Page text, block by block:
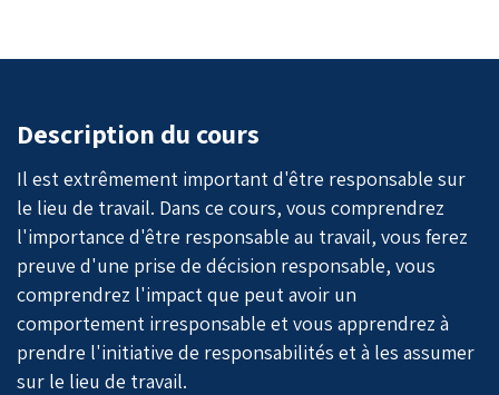
Description du cours
Il est extrêmement important d'être responsable sur
le lieu de travail. Dans ce cours, vous comprendrez
l'importance d'être responsable au travail, vous ferez
preuve d'une prise de décision responsable, vous
comprendrez l'impact que peut avoir un
comportement irresponsable et vous apprendrez à
prendre l'initiative de responsabilités et à les assumer
sur le lieu de travail.